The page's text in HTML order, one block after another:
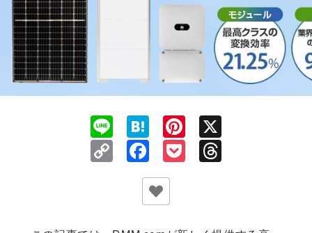
Line HatenaPinterest
Copy
Link
Facebook
Pocket